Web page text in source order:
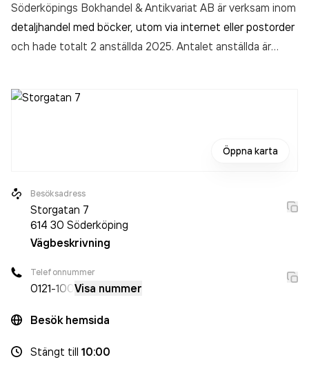
Söderköpings Bokhandel & Antikvariat AB är verksam inom
detaljhandel med böcker, utom via internet eller postorder
och hade totalt 2 anställda 2025. Antalet anställda är
Antikvariat AB
Öppna karta
Besöksadress
Storgatan 7
614 30 Söderköping
Vägbeskrivning
Telefonnummer
0121-100Visa nummer
Besök hemsida
Stängt till 10:00